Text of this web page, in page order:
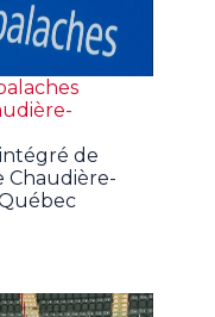
de
Chaudière-